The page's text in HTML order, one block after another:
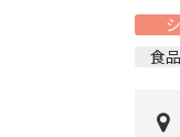
食品